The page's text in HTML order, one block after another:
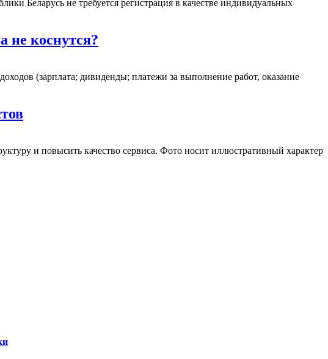
Беларусь не требуется регистрация в качестве индивидуальных
не коснутся?
(зарплата; дивиденды; платежи за выполнение работ, оказание
и повысить качество сервиса. Фото носит иллюстративный характер